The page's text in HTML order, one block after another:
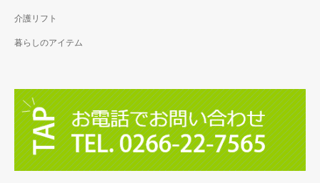
介護リフト
暮らしのアイテム